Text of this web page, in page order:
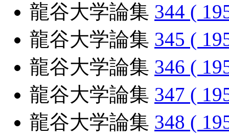
龍谷大学論集 344 (
龍谷大学論集 345 (
龍谷大学論集 346 (
龍谷大学論集 347 (
龍谷大学論集 348 (